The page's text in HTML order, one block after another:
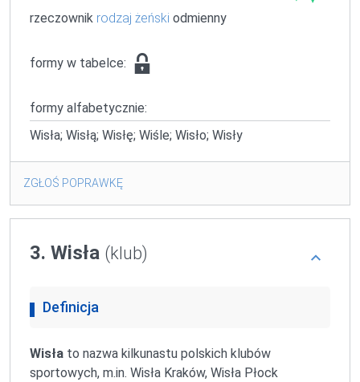
rzeczownik rodzaj żeński odmienny
formy w tabelce:
formy alfabetycznie:
Wisła; Wisłą; Wisłę; Wiśle; Wisło; Wisły
ZGŁOŚ POPRAWKĘ
3. Wisła (klub)
Definicja
Wisła to nazwa kilkunastu polskich klubów
sportowych, m.in. Wisła Kraków, Wisła Płock